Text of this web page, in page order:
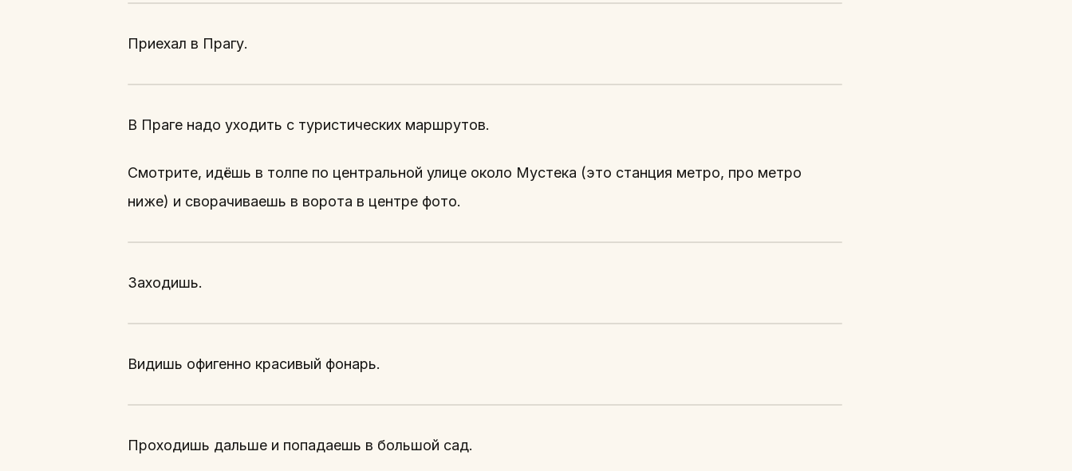
Приехал в Прагу.
В Праге надо уходить с туристических маршрутов.
Смотрите, идёшь в толпе по центральной улице около Мустека (это станция метро, про метро
ниже) и сворачиваешь в ворота в центре фото.
Заходишь.
Видишь офигенно красивый фонарь.
Проходишь дальше и попадаешь в большой сад.